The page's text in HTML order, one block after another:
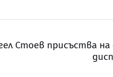
Стоев присъства